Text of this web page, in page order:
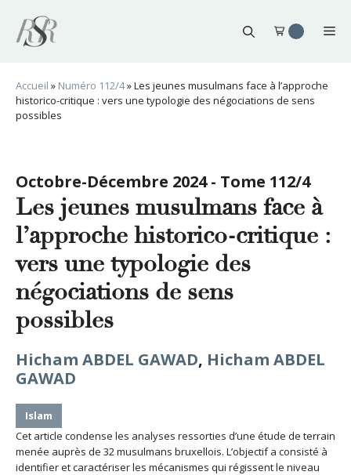
contenu
Accueil » Numéro 112/4»Les jeunes musulmans face à l’approche
historico-critique : vers une typologie des négociations de sens
possibles
Octobre-Décembre 2024 - Tome 112/4
Les jeunes musulmans face à
l’approche historico-critique :
vers une typologie des
négociations de sens
possibles
Hicham ABDEL GAWAD, Hicham ABDEL
GAWAD
Islam
Cet article condense les analyses ressorties d’une étude de terrain
menée auprès de 32 musulmans bruxellois. L’objectif a consisté à
identifier et caractériser les mécanismes qui régissent le niveau